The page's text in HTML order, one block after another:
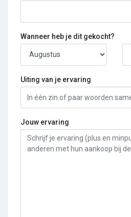
Wanneer heb je dit gekocht?
Uiting van je ervaring
Jouw ervaring